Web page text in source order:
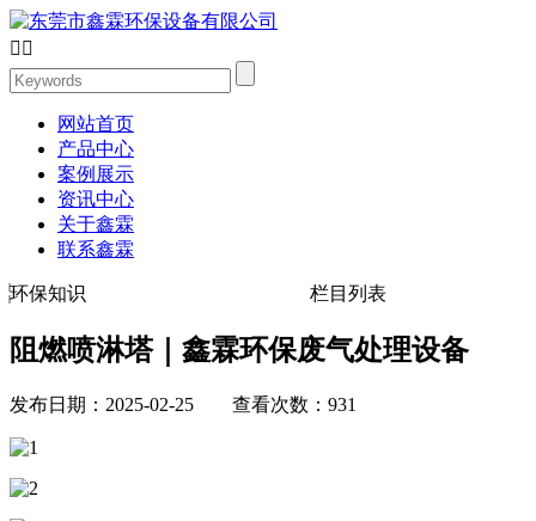
 
网站首页
产品中心
案例展示
资讯中心
关于鑫霖
联系鑫霖
环保知识 栏目列表
阻燃喷淋塔｜鑫霖环保废气处理设备
发布日期：2025-02-25 查看次数：931